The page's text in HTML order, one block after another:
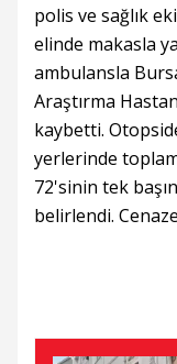
polis ve sağlık
elinde makasla
ambulansla
Araştırma
kaybetti.
yerlerinde
72'sinin tek
belirlendi.